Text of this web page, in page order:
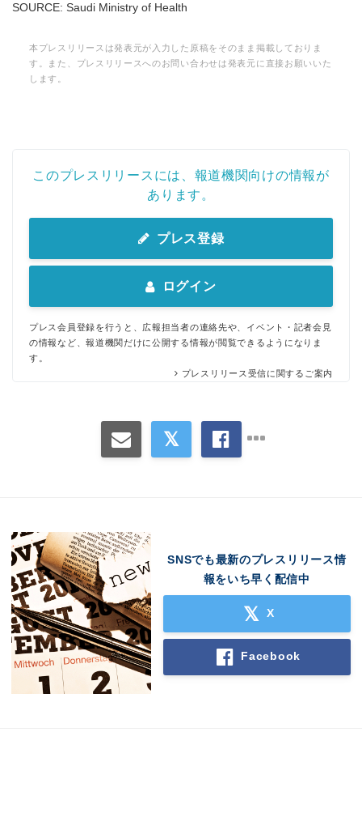
SOURCE: Saudi Ministry of Health
本プレスリリースは発表元が入力した原稿をそのまま掲載しておりま
す。また、プレスリリースへのお問い合わせは発表元に直接お願いいた
します。
このプレスリリースには、報道機関向けの情報が
あります。
プレス登録
ログイン
プレス会員登録を行うと、広報担当者の連絡先や、イベント・記者会見
の情報など、報道機関だけに公開する情報が閲覧できるようになりま
す。
プレスリリース受信に関するご案内
SNSでも最新のプレスリリース情
報をいち早く配信中
X
Facebook
Japanese